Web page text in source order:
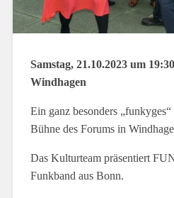
Samstag, 21.10.2023 um
Windhagen
Ein ganz besonders
Bühne des Forums in
Das Kulturteam präsentiert
Funkband aus Bonn.